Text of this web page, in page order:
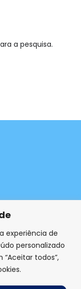
experiência de
personalizado
todos”,
a pesquisa.